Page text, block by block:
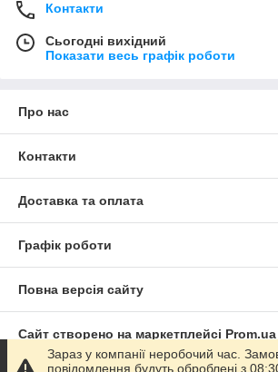
Контакти
Сьогодні вихідний
Показати весь графік роботи
Про нас
Контакти
Доставка та оплата
Графік роботи
Повна версія сайту
Сайт створено на маркетплейсі Prom.ua
Зараз у компанії неробочий час.
повідомлення будуть оброблені з